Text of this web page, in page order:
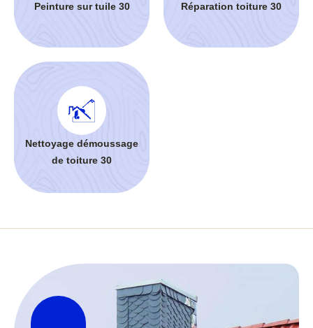
Peinture sur tuile 30 Réparation toiture 30
Nettoyage démoussage
de toiture 30